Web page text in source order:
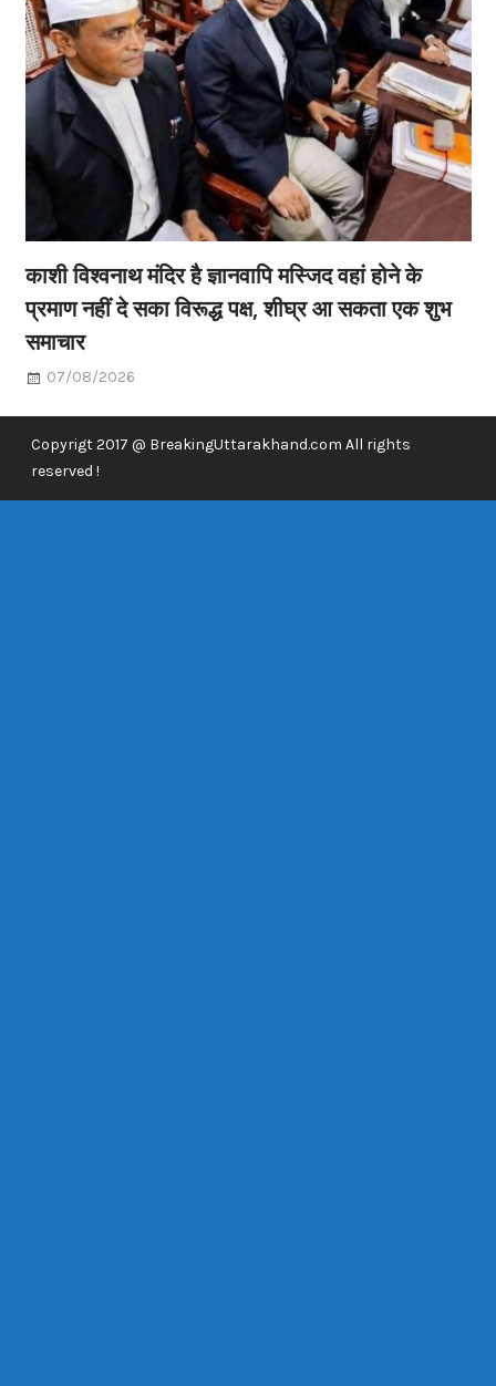
काशी विश्वनाथ मंदिर है ज्ञानवापि मस्जिद वहां होने के
प्रमाण नहीं दे सका विरूद्ध पक्ष, शीघ्र आ सकता एक शुभ
समाचार
07/08/2026
Copyrigt 2017 @ BreakingUttarakhand.com All rights
reserved !